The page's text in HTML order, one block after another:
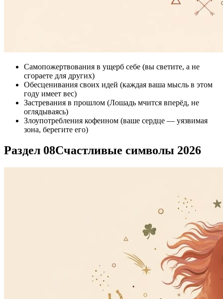
Самопожертвования в ущерб себе (вы светите, а не
сгораете для других)
Обесценивания своих идей (каждая ваша мысль в этом
году имеет вес)
Застревания в прошлом (Лошадь мчится вперёд, не
оглядываясь)
Злоупотребления кофеином (ваше сердце — уязвимая
зона, берегите его)
Раздел 08Счастливые символы 2026